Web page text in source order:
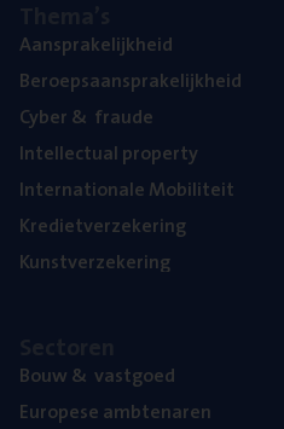
Aan­spra­ke­lijk­heid
Beroeps­aan­spra­ke­lijk­heid
Cyber& fraude
Intel­lec­tu­al property
Inter­na­ti­o­na­le Mobiliteit
Kre­diet­ver­ze­ke­ring
Kunst­ver­ze­ke­ring
Bouw& vastgoed
Euro­pe­se ambtenaren